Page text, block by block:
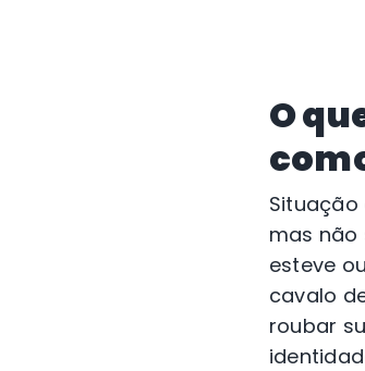
O
mas não
esteve
cavalo
roubar